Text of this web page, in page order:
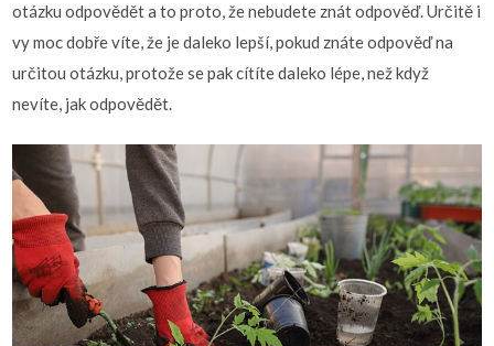
otázku odpovědět a to proto, že nebudete znát odpověď. Určitě i
vy moc dobře víte, že je daleko lepší, pokud znáte odpověď na
určitou otázku, protože se pak cítíte daleko lépe, než když
nevíte, jak odpovědět.